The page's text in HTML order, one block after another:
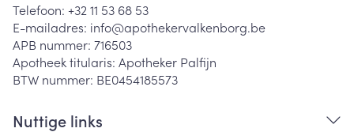
Telefoon: +32 11 53 68 53
E-mailadres: info@apothekervalkenborg.be
APB nummer: 716503
Apotheek titularis: Apotheker Palfijn
BTW nummer: BE0454185573
Nuttige links